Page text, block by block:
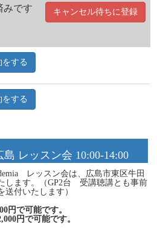
みです キャンセル待ちに登録
する
する
島 レッスン会 10:00-14:00
レッスン会は、広島市東区牛田
します。（GP2台 受講聴講とも事前
送付いたします）
円で可能です。
円で可能です。